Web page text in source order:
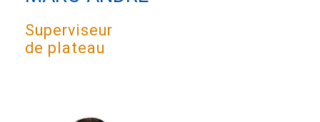
Superviseur
de plateau